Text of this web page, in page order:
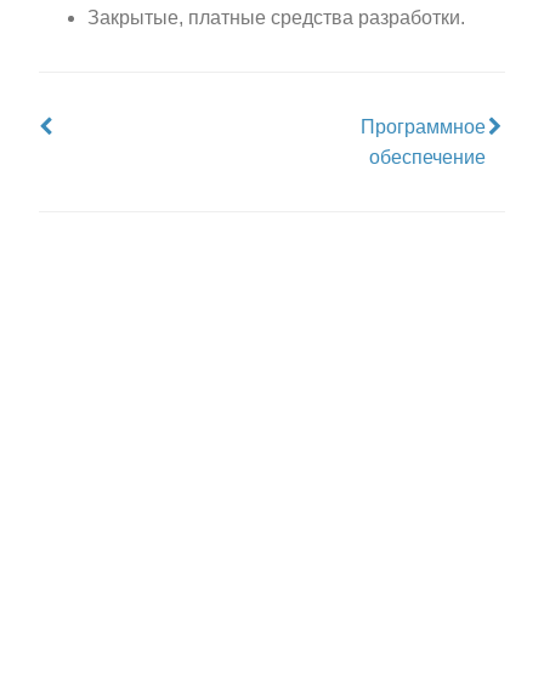
Закрытые, платные средства разработки.
Программное
обеспечение